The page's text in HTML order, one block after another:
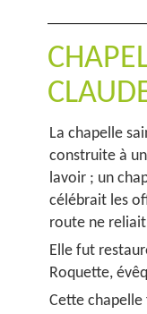
La chapelle
construite à
lavoir ; un
célébrait les
route ne reliait
Elle fut
Roquette,
Cette